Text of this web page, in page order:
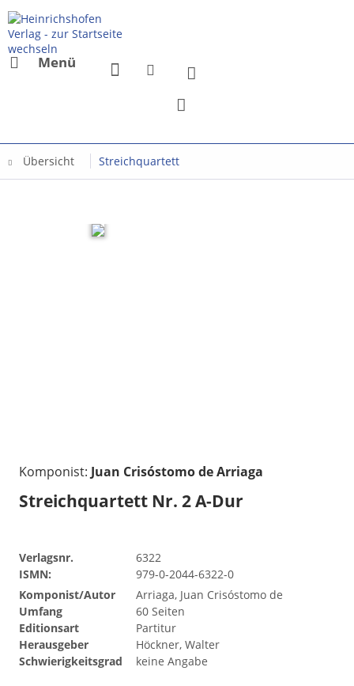
Menü
Übersicht Streichquartett
Komponist: Juan Crisóstomo de Arriaga
Streichquartett Nr. 2 A-Dur
Verlagsnr.
6322
ISMN:
979-0-2044-6322-0
Komponist/Autor
Arriaga, Juan Crisóstomo de
Umfang
60 Seiten
Editionsart
Partitur
Herausgeber
Höckner, Walter
Schwierigkeitsgrad
keine Angabe